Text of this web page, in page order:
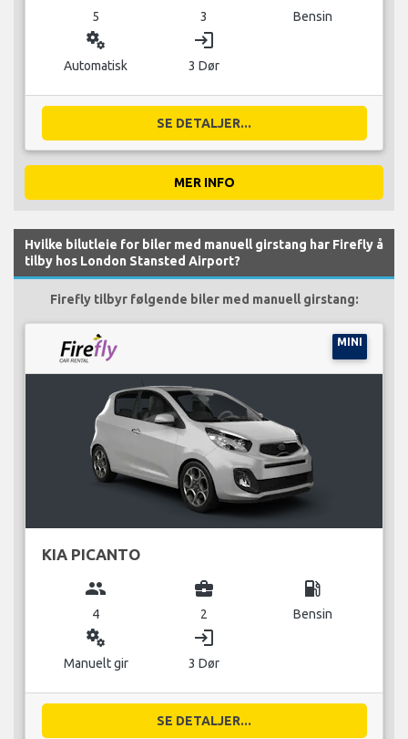
5 3 Bensin
miscellaneous_services
Automatisk
login
3 Dør
SE DETALJER...
MER INFO
Hvilke bilutleie for biler med manuell girstang har Firefly å
tilby hos London Stansted Airport?
Firefly tilbyr følgende biler med manuell girstang:
MINI
KIA PICANTO
group
4
business_center
2
local_gas_station
Bensin
miscellaneous_services
Manuelt gir
login
3 Dør
SE DETALJER...